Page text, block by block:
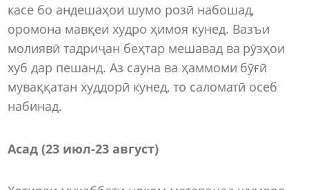
касе бо андешаҳои шумо розӣ набошад,
оромона мавқеи худро ҳимоя кунед. Вазъи
молиявӣ тадриҷан беҳтар мешавад ва рӯзҳои
хуб дар пешанд. Аз сауна ва ҳаммоми бӯғӣ
муваққатан худдорӣ кунед, то саломатӣ осеб
набинад.
Асад (23 июл-23 август)